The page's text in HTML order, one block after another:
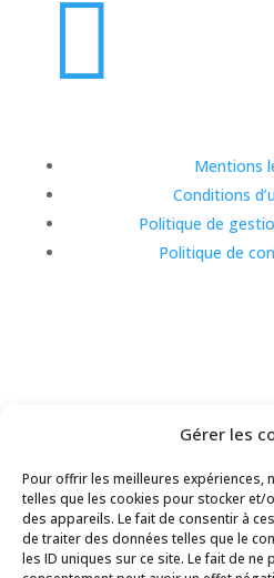
Gérer les
Pour offrir les meilleures expériences,
telles que les cookies pour stocker et/
des appareils. Le fait de consentir à
de traiter des données telles que le
les ID uniques sur ce site. Le fait de

Mentions
Conditions
Politique de
Politique de
Copyright Le Trait